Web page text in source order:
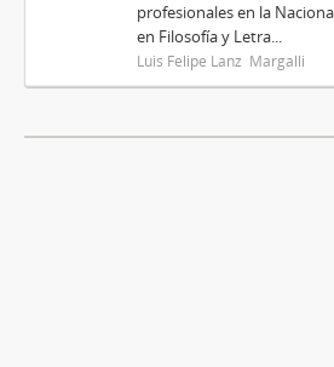
profesionales en la
en Filosofía y Letra...
Luis Felipe Lanz Margalli